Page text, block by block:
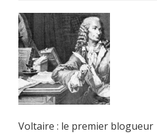
Voltaire : le premier blogueur